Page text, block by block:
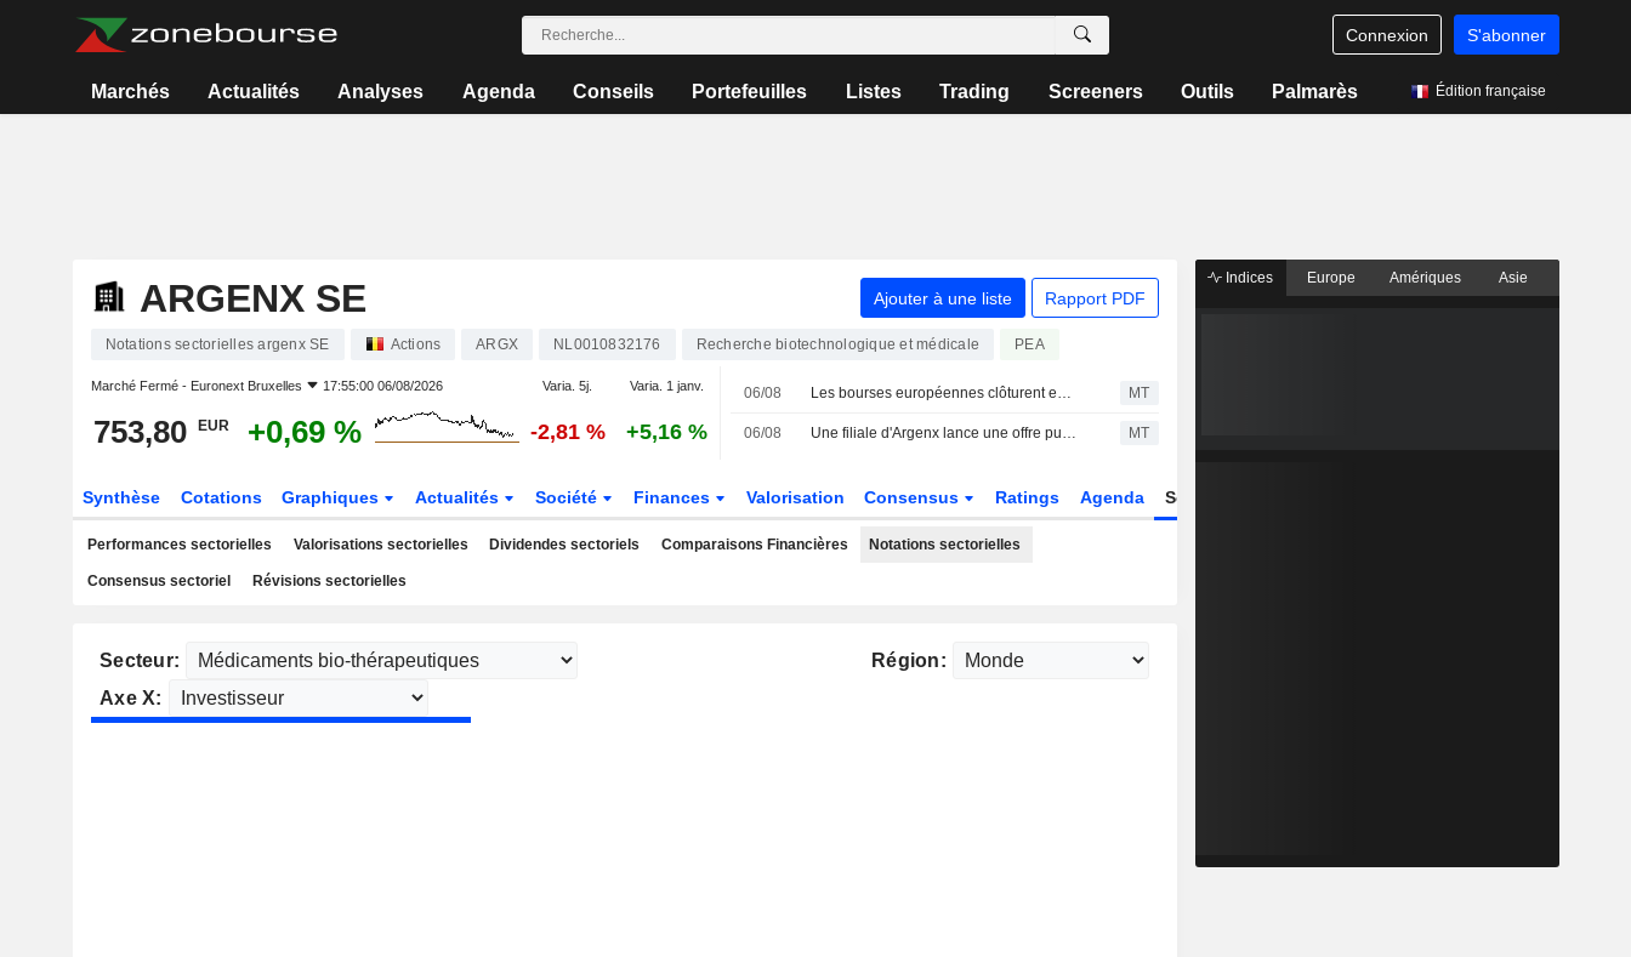
Connexion S'abonner
Marchés Actualités Analyses Agenda Conseils Portefeuilles Listes Trading Screeners Outils Palmarès Édition française
ARGENX SE Ajouter à une liste Rapport PDF
Notations sectorielles argenx SE Actions ARGX NL0010832176 Recherche biotechnologique et médicale PEA
Marché Fermé - Euronext Bruxelles 17:55:00 06/08/2026 Varia. 5j. Varia. 1 janv.
753,80 EUR +0,69 % -2,81 % +5,16 %
06/08 Les bourses européennes clôturent en ordre dispersé, les investisseurs attentifs aux négociations sur l'accord avec l'Iran MT
06/08 Une filiale d'Argenx lance une offre publique d'achat sur Forte Biosciences MT
Synthèse Cotations Graphiques Actualités Société Finances Valorisation Consensus Ratings Agenda Secteur
Performances sectorielles Valorisations sectorielles Dividendes sectoriels Comparaisons Financières Notations sectorielles
Consensus sectoriel Révisions sectorielles
Secteur:
Région:
Axe X:
Indices Europe Amériques Asie